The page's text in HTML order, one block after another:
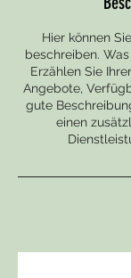
Hier können
beschreiben.
Erzählen Sie
Angebote,
gute
einen